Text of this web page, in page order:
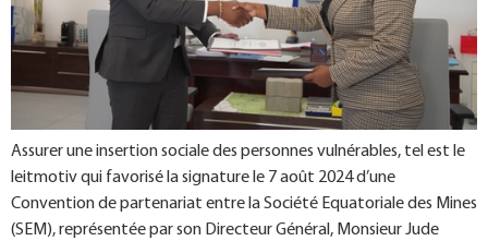
Assurer une insertion sociale des personnes vulnérables, tel est le
leitmotiv qui favorisé la signature le 7 août 2024 d’une
Convention de partenariat entre la Société Equatoriale des Mines
(SEM), représentée par son Directeur Général, Monsieur Jude